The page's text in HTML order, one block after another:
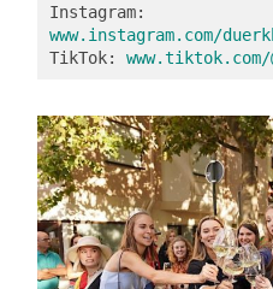
www.instagram.com/
TikTok: www.tiktok.com/